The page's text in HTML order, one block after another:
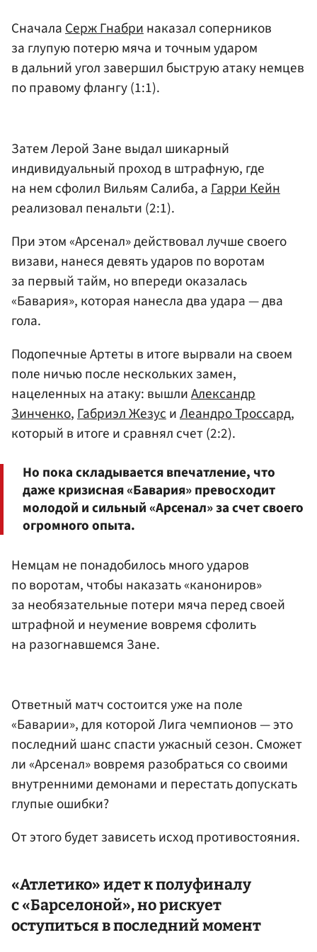
СначалаСерж Гнабринаказал соперников
за глупую потерю мяча и точным ударом
в дальний угол завершил быструю атаку немцев
по правому флангу (1:1).
Затем Лерой Зане выдал шикарный
индивидуальный проход в штрафную, где
на нем сфолил Вильям Салиба, аГарри Кейн
реализовал пенальти (2:1).
При этом «Арсенал» действовал лучше своего
визави, нанеся девять ударов по воротам
за первый тайм, но впереди оказалась
«Бавария», которая нанесла два удара — два
гола.
Подопечные Артеты в итоге вырвали на своем
поле ничью после нескольких замен,
нацеленных на атаку: вышлиАлександр
Зинченко,Габриэл ЖезусиЛеандро Троссард,
который в итоге и сравнял счет (2:2).
Но пока складывается впечатление, что
даже кризисная «Бавария» превосходит
молодой и сильный «Арсенал» за счет своего
огромного опыта.
Немцам не понадобилось много ударов
по воротам, чтобы наказать «канониров»
за необязательные потери мяча перед своей
штрафной и неумение вовремя сфолить
на разогнавшемся Зане.
Ответный матч состоится уже на поле
«Баварии», для которой Лига чемпионов — это
последний шанс спасти ужасный сезон. Сможет
ли «Арсенал» вовремя разобраться со своими
внутренними демонами и перестать допускать
глупые ошибки?
От этого будет зависеть исход противостояния.
«Атлетико» идет к полуфиналу
с «Барселоной», но рискует
оступиться в последний момент